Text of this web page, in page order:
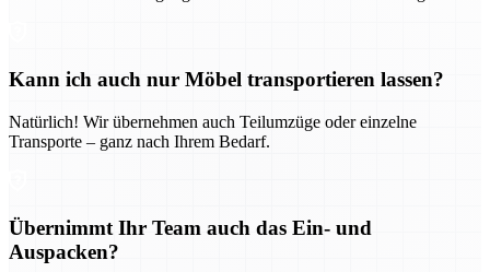
Kann ich auch nur Möbel transportieren lassen?
Natürlich! Wir übernehmen auch Teilumzüge oder einzelne
Transporte – ganz nach Ihrem Bedarf.
Übernimmt Ihr Team auch das Ein- und
Auspacken?